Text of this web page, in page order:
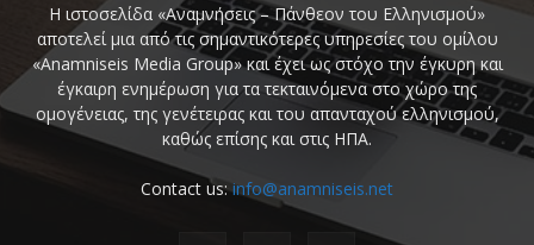
Η ιστοσελίδα «Αναμνήσεις – Πάνθεον του Ελληνισμού»
αποτελεί μια από τις σημαντικότερες υπηρεσίες του ομίλου
«Anamniseis Media Group» και έχει ως στόχο την έγκυρη και
έγκαιρη ενημέρωση για τα τεκταινόμενα στο χώρο της
ομογένειας, της γενέτειρας και του απανταχού ελληνισμού,
καθώς επίσης και στις ΗΠΑ.
Contact us:info@anamniseis.net